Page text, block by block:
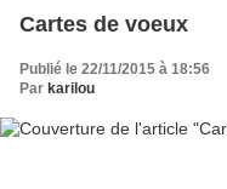
Cartes de voeux
Publié le 22/11/2015 à 18:56
Par karilou